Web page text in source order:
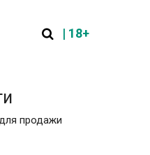
| 18+
продажи